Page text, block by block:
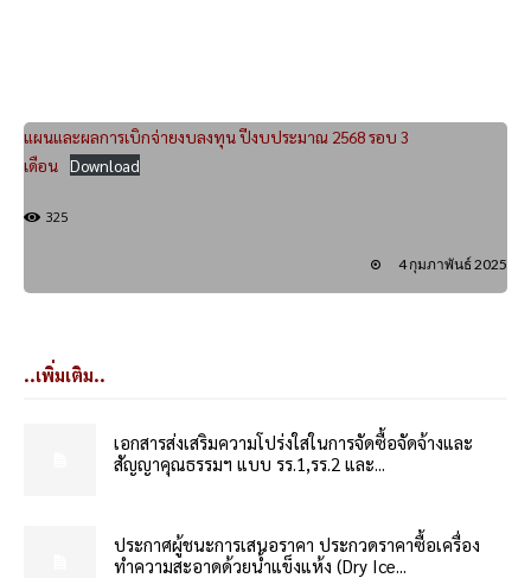
แผนและผลการเบิกจ่ายงบลงทุน ปีงบประมาณ 2568 รอบ 3
เดือน Download
325
4 กุมภาพันธ์ 2025
..เพิ่มเติม..
เอกสารส่งเสริมความโปร่งใสในการจัดซื้อจัดจ้างและ
สัญญาคุณธรรมฯ แบบ รร.1,รร.2 และ...
ประกาศผู้ชนะการเสนอราคา ประกวดราคาซื้อเครื่อง
ทำความสะอาดด้วยน้ำแข็งแห้ง (Dry Ice...